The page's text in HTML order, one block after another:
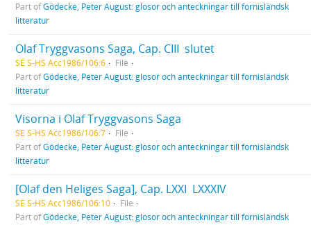
Part ofGödecke, Peter August: glosor och anteckningar till fornisländsk
litteratur
Olaf Tryggvasons Saga, Cap. CIII  slutet
SE S-HS Acc1986/106:6
File
Part ofGödecke, Peter August: glosor och anteckningar till fornisländsk
litteratur
Visorna i Olaf Tryggvasons Saga
SE S-HS Acc1986/106:7
File
Part ofGödecke, Peter August: glosor och anteckningar till fornisländsk
litteratur
[Olaf den Heliges Saga], Cap. LXXI  LXXXIV
SE S-HS Acc1986/106:10
File
Part ofGödecke, Peter August: glosor och anteckningar till fornisländsk